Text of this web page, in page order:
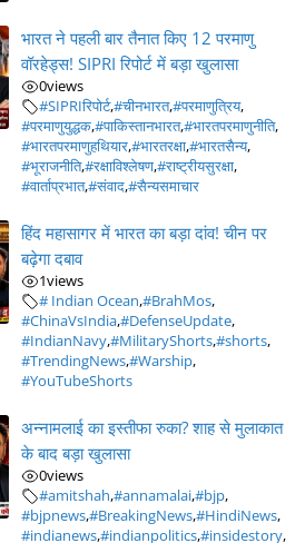
भारत ने पहली बार तैनात किए 12 परमाणु
वॉरहेड्स! SIPRI रिपोर्ट में बड़ा खुलासा
0views
#SIPRIरिपोर्ट,#चीनभारत,#परमाणुत्रिय,
#परमाणुयुद्धक,#पाकिस्तानभारत,#भारतपरमाणुनीति,
#भारतपरमाणुहथियार,#भारतरक्षा,#भारतसैन्य,
#भूराजनीति,#रक्षाविश्लेषण,#राष्ट्रीयसुरक्षा,
#वार्ताप्रभात,#संवाद,#सैन्यसमाचार
हिंद महासागर में भारत का बड़ा दांव! चीन पर
बढ़ेगा दबाव
1views
# Indian Ocean,#BrahMos,
#ChinaVsIndia,#DefenseUpdate,
#IndianNavy,#MilitaryShorts,#shorts,
#TrendingNews,#Warship,
#YouTubeShorts
अन्नामलाई का इस्तीफा रुका? शाह से मुलाकात
के बाद बड़ा खुलासा
0views
#amitshah,#annamalai,#bjp,
#bjpnews,#BreakingNews,#HindiNews,
#indianews,#indianpolitics,#insidestory,